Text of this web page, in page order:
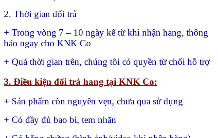
2. Thời gian đổi trả
+ Trong vòng 7 – 10 ngày kể từ khi nhận hang, thông
báo ngay cho KNK Co
+ Quá thời gian trên, chúng tôi có quyền từ chối hỗ trợ
3. Điều kiện đổi trả hang tại KNK Co:
+ Sản phẩm còn nguyên vẹn, chưa qua sử dụng
+ Có đầy đủ bao bì, tem nhãn